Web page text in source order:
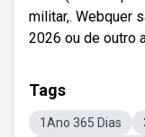
militar,. Webquer
2026 ou de outro
Tags
1Ano 365 Dias